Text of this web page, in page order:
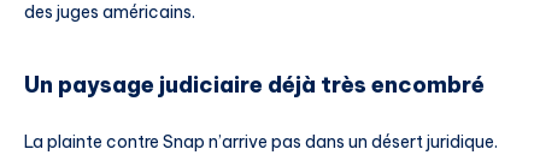
des juges américains.
Un paysage judiciaire déjà très encombré
La plainte contre Snap n’arrive pas dans un désert juridique.